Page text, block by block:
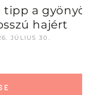
tipp a
hajért
JÚLIUS 30.